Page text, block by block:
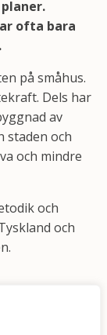
ofta bara
på småhus.
Dels har
av
staden och
och mindre
och
och